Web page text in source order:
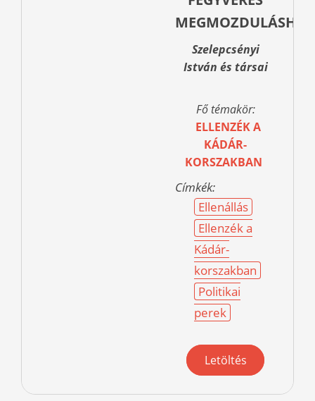
Szelepcsényi
István és társai
Fő témakör:
ELLENZÉK A
KÁDÁR-
KORSZAKBAN
Címkék:
Ellenállás
Ellenzék a
Kádár-
korszakban
Politikai
perek
Letöltés